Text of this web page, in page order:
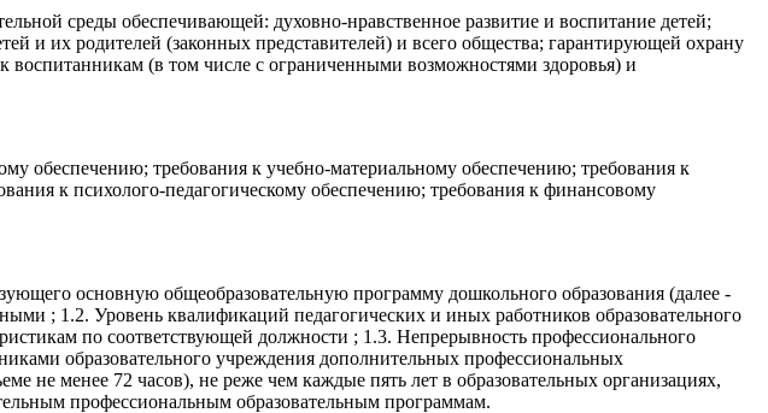
обеспечивающей: духовно-нравственное развитие и воспитание детей;
и их родителей (законных представителей) и всего общества; гарантирующей охрану
(в том числе с ограниченными возможностями здоровья) и
обеспечению; требования к учебно-материальному обеспечению; требования к
к психолого-педагогическому обеспечению; требования к финансовому
основную общеобразовательную программу дошкольного образования (далее -
; 1.2. Уровень квалификаций педагогических и иных работников образовательного
по соответствующей должности ; 1.3. Непрерывность профессионального
образовательного учреждения дополнительных профессиональных
не менее 72 часов), не реже чем каждые пять лет в образовательных организациях,
профессиональным образовательным программам.